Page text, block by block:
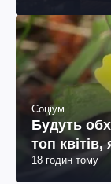
Соціум
Будуть
топ квітів,
18 годин тому